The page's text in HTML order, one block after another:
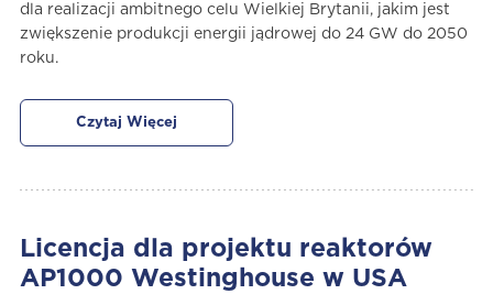
dla realizacji ambitnego celu Wielkiej Brytanii, jakim jest
zwiększenie produkcji energii jądrowej do 24 GW do 2050
roku.
Czytaj Więcej
Licencja dla projektu reaktorów
AP1000 Westinghouse w USA